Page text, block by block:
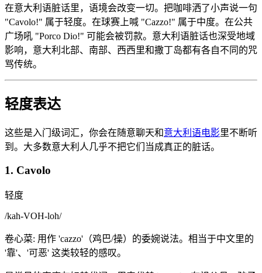
在意大利语脏话里，语境会改变一切。把咖啡洒了小声说一句
"Cavolo!" 属于轻度。在球赛上喊 "Cazzo!" 属于中度。在公共
广场吼 "Porco Dio!" 可能会被罚款。意大利语脏话也深受地域
影响，意大利北部、南部、西西里和撒丁岛都有各自不同的咒
骂传统。
轻度表达
这些是入门级词汇，你会在随意聊天和意大利语电影里不断听
到。大多数意大利人几乎不把它们当成真正的脏话。
1. Cavolo
轻度
/kah-VOH-loh/
卷心菜: 用作 'cazzo'（鸡巴/操）的委婉说法。相当于中文里的
'靠'、'可恶' 这类较轻的感叹。